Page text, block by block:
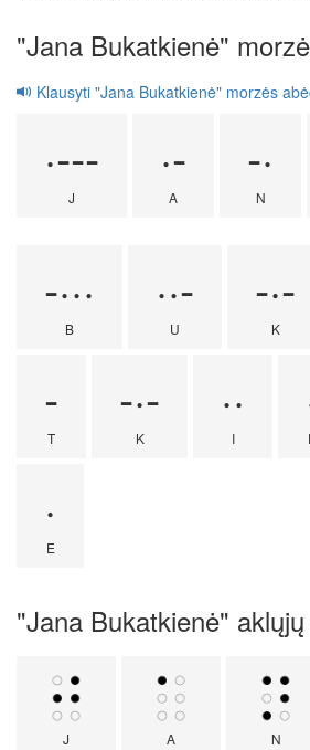
"Jana Bukatkienė"
Klausyti "Jana Bukatkienė" morzės
·---
J
·-
A
-·
N
-···
B
··-
U
-·-
K
-
T
-·-
K
··
I
·
E
"Jana Bukatkienė"
J A N